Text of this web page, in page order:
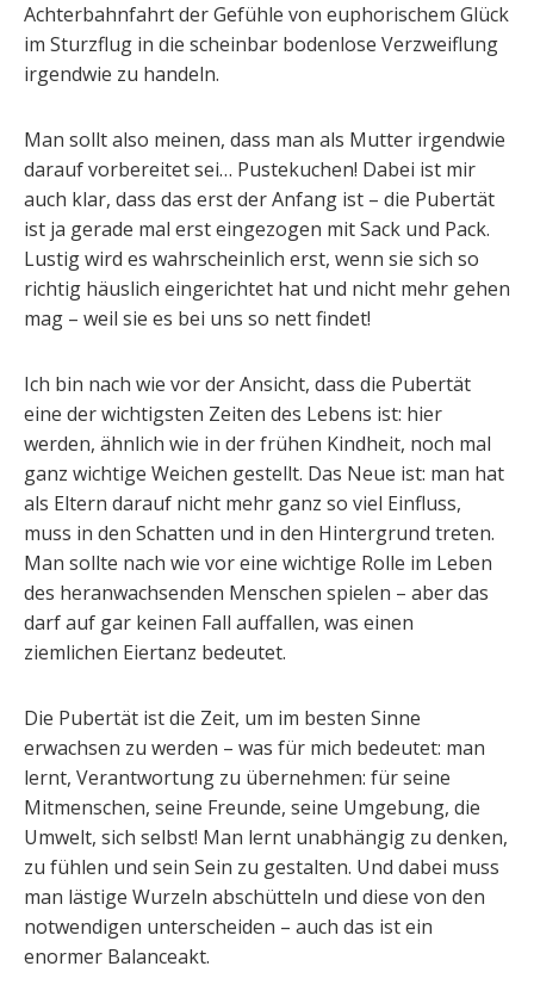
Achterbahnfahrt der Gefühle von euphorischem Glück
im Sturzflug in die scheinbar bodenlose Verzweiflung
irgendwie zu handeln.
Man sollt also meinen, dass man als Mutter irgendwie
darauf vorbereitet sei… Pustekuchen! Dabei ist mir
auch klar, dass das erst der Anfang ist – die Pubertät
ist ja gerade mal erst eingezogen mit Sack und Pack.
Lustig wird es wahrscheinlich erst, wenn sie sich so
richtig häuslich eingerichtet hat und nicht mehr gehen
mag – weil sie es bei uns so nett findet!
Ich bin nach wie vor der Ansicht, dass die Pubertät
eine der wichtigsten Zeiten des Lebens ist: hier
werden, ähnlich wie in der frühen Kindheit, noch mal
ganz wichtige Weichen gestellt. Das Neue ist: man hat
als Eltern darauf nicht mehr ganz so viel Einfluss,
muss in den Schatten und in den Hintergrund treten.
Man sollte nach wie vor eine wichtige Rolle im Leben
des heranwachsenden Menschen spielen – aber das
darf auf gar keinen Fall auffallen, was einen
ziemlichen Eiertanz bedeutet.
Die Pubertät ist die Zeit, um im besten Sinne
erwachsen zu werden – was für mich bedeutet: man
lernt, Verantwortung zu übernehmen: für seine
Mitmenschen, seine Freunde, seine Umgebung, die
Umwelt, sich selbst! Man lernt unabhängig zu denken,
zu fühlen und sein Sein zu gestalten. Und dabei muss
man lästige Wurzeln abschütteln und diese von den
notwendigen unterscheiden – auch das ist ein
enormer Balanceakt.